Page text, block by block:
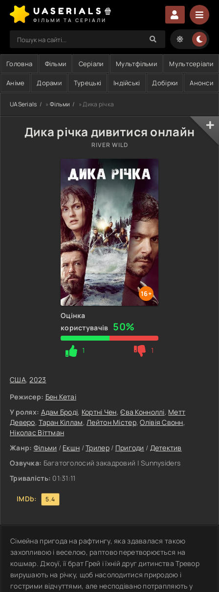
UASERIALS🍿
ФІЛЬМИ ТА СЕРІАЛИ
Головна Фільми Серіали Мультфільми Мультсеріали
Аніме Дорами Турецькі Індійські Добірки Анонси
UASerials » Фільми » Дика річка
Дика річка дивитися онлайн
RIVER WILD
16+
Оцінка
користувачів 50%
1 1
США,2023
Режисер: Бен Кетаi
У ролях: Адам Броді, Кортні Чен,Єва Конноллі, Метт
Деверо,Таран Кіллам,Лейтон Містер,Олівія Свонн,
Ніколас Віттман
Жанр: Фільми / Екшн /Трилер/ Пригоди / Детектив
Озвучка: Багатоголосий закадровий | Sunnysiders
Тривалість: 01:31:11
IMDb: 5.4
Сімейна пригода на рафтингу, яка здавалася такою
захопливою і веселою, раптово перетворюється на
кошмар. Джоуї, її брат Грей і їхній друг дитинства Тревор
вирушають на річку, щоб насолодитися природою і
гострими відчуттями, але несподівано потрапляють у